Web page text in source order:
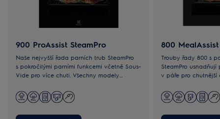
900 ProAssist SteamPro
Naše nejvyšší řada parních trub SteamPro
s pokročilými parními funkcemi včetně Sous-
Vide pro více chuti. Všechny modely
programům.
800
Trouby řady 800 s
SteamPro
v páře pro chutnější a zdravější pokrmy. S
výraznějších chutí.